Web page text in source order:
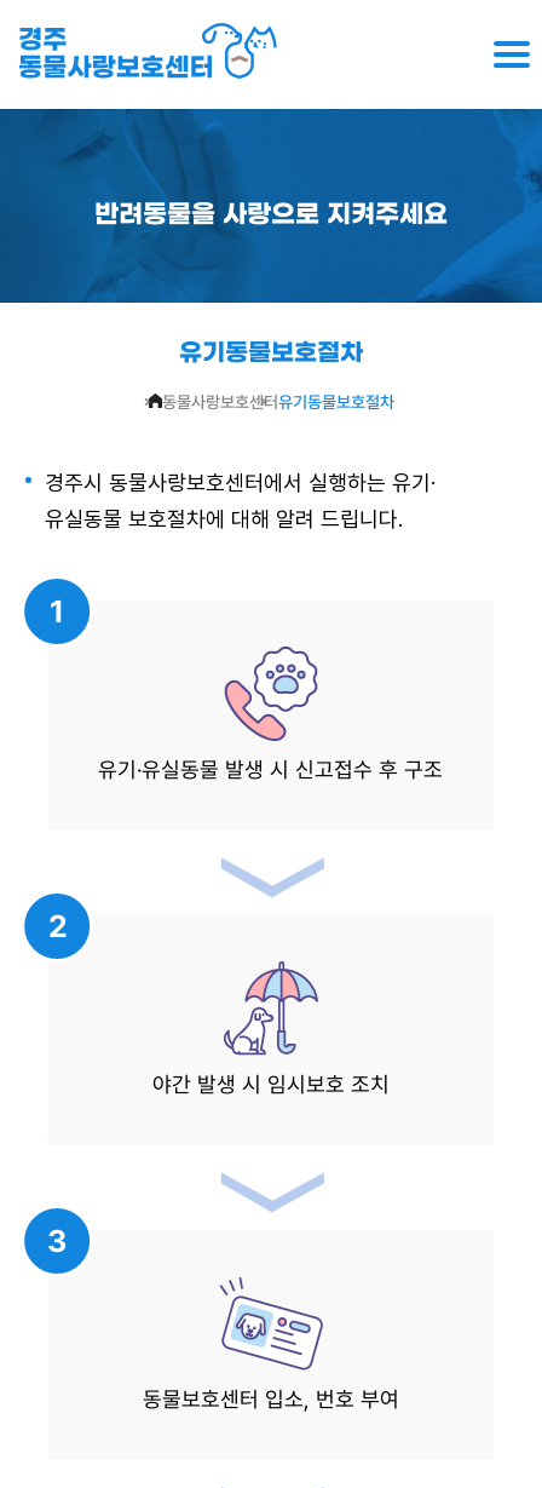
반려동물을 사랑으로 지켜주세요
유기동물보호절차
동물사랑보호센터유기동물보호절차
경주시 동물사랑보호센터에서 실행하는 유기·
유실동물 보호절차에 대해 알려 드립니다.
1
유기·유실동물 발생 시 신고접수 후 구조
2
야간 발생 시 임시보호 조치
3
동물보호센터 입소, 번호 부여